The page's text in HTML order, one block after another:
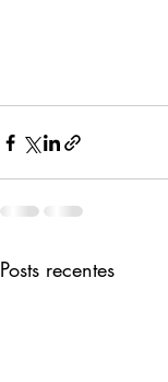
Posts recentes